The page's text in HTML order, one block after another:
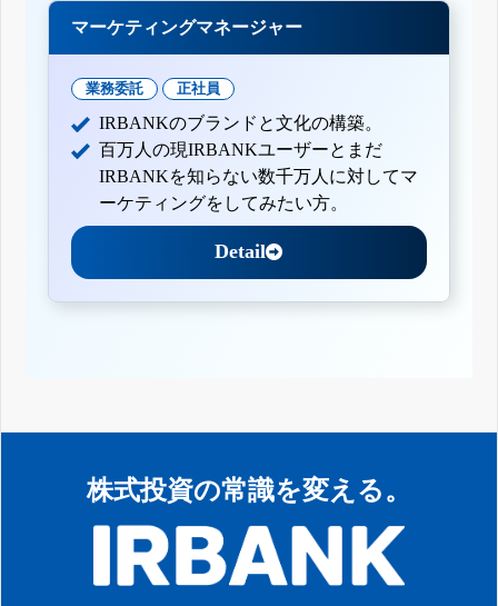
マーケティングマネージャー
業務委託 正社員
IRBANKのブランドと文化の構築。
百万人の現IRBANKユーザーとまだ
IRBANKを知らない数千万人に対してマ
ーケティングをしてみたい方。
Detail
株式投資の常識を変える。